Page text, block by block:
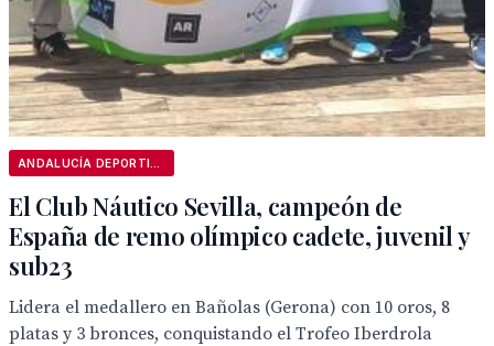
El Club Náutico Sevilla, campeón de
España de remo olímpico cadete, juvenil y
sub23
Lidera el medallero en Bañolas (Gerona) con 10 oros, 8
platas y 3 bronces, conquistando el Trofeo Iberdrola